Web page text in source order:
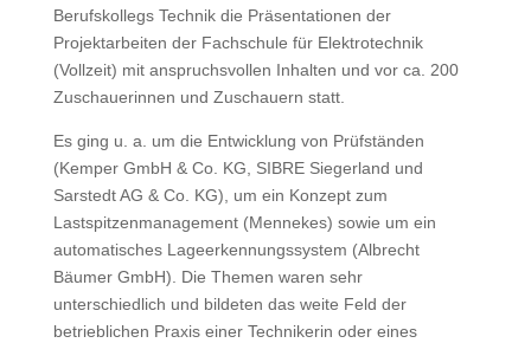
Berufskollegs Technik die Präsentationen der
Projektarbeiten der Fachschule für Elektrotechnik
(Vollzeit) mit anspruchsvollen Inhalten und vor ca. 200
Zuschauerinnen und Zuschauern statt.
Es ging u. a. um die Entwicklung von Prüfständen
(Kemper GmbH & Co. KG, SIBRE Siegerland und
Sarstedt AG & Co. KG), um ein Konzept zum
Lastspitzenmanagement (Mennekes) sowie um ein
automatisches Lageerkennungssystem (Albrecht
Bäumer GmbH). Die Themen waren sehr
unterschiedlich und bildeten das weite Feld der
betrieblichen Praxis einer Technikerin oder eines